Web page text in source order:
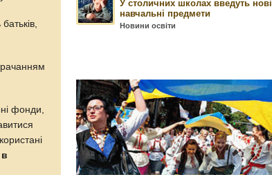
фонди,
У столичних школах введуть нові
навчальні предмети
Новини освіти